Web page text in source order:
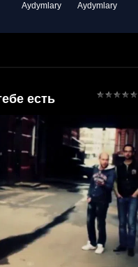
Aydymlary Aydymlary
есть